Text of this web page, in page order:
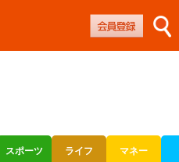
スポーツ ライフ マネー